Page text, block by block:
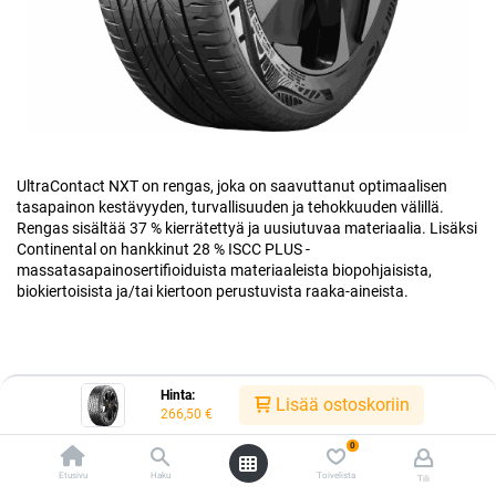
Hinta:
266,50 € Lisää ostoskoriin
Etusivu Haku
0
Toivelista Tili
UltraContact NXT on rengas, joka on saavuttanut optimaalisen
tasapainon kestävyyden, turvallisuuden ja tehokkuuden välillä.
Rengas sisältää 37 % kierrätettyä ja uusiutuvaa materiaalia. Lisäksi
Continental on hankkinut 28 % ISCC PLUS -
massatasapainosertifioiduista materiaaleista biopohjaisista,
biokiertoisista ja/tai kiertoon perustuvista raaka-aineista.
Kauppa
215/50R18 96W CONTINENTAL ULTRACONTACT NXT XL EVC